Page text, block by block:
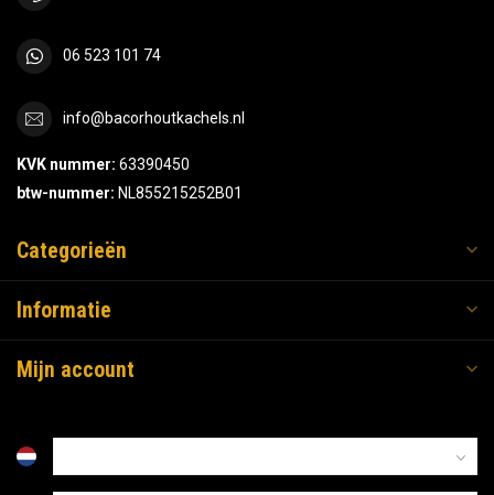
06 523 101 74
info@bacorhoutkachels.nl
KVK nummer: 63390450
btw-nummer: NL855215252B01
Categorieën
Informatie
Mijn account